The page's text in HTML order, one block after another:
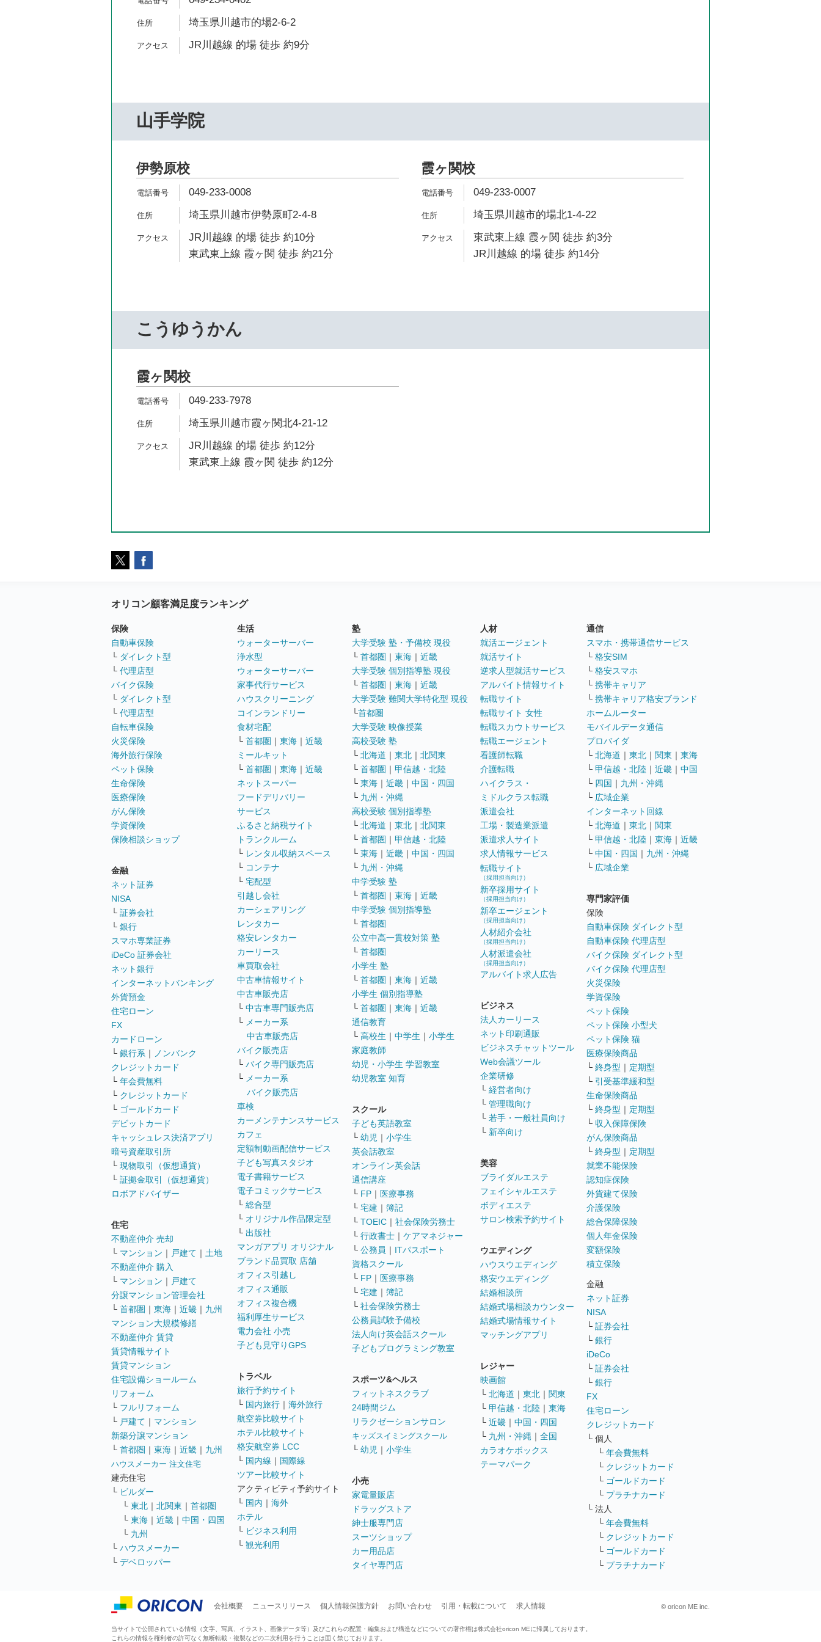
埼玉県川越市的場2-6-2
JR川越線 的場 徒歩 約9分
山手学院
伊勢原校
049-233-0008
埼玉県川越市伊勢原町2-4-8
JR川越線 的場 徒歩 約10分
東武東上線 霞ヶ関 徒歩 約21分
霞ヶ関校
049-233-0007
埼玉県川越市的場北1-4-22
東武東上線 霞ヶ関 徒歩 約3分
JR川越線 的場 徒歩 約14分
こうゆうかん
霞ヶ関校
049-233-7978
埼玉県川越市霞ヶ関北4-21-12
JR川越線 的場 徒歩 約12分
東武東上線 霞ヶ関 徒歩 約12分
オリコン顧客満足度ランキング
保険
自動車保険
└ ダイレクト型
└ 代理店型
バイク保険
└ ダイレクト型
└ 代理店型
自転車保険
火災保険
海外旅行保険
ペット保険
生命保険
医療保険
がん保険
学資保険
保険相談ショップ
金融
ネット証券
NISA
└ 証券会社
└ 銀行
スマホ専業証券
iDeCo 証券会社
ネット銀行
インターネットバンキング
外貨預金
住宅ローン
FX
カードローン
└ 銀行系 ｜
ノンバンク
クレジットカード
└ 年会費無料
└ クレジットカード
└ ゴールドカード
デビットカード
キャッシュレス決済アプリ
暗号資産取引所
└ 現物取引（仮想通貨）
└ 証拠金取引（仮想通貨）
ロボアドバイザー
住宅
不動産仲介 売却
└ マンション ｜ 戸建て ｜ 土地
不動産仲介 購入
└ マンション ｜ 戸建て
分譲マンション管理会社
└ 首都圏 ｜ 東海 ｜ 近畿 ｜ 九州
マンション大規模修繕
不動産仲介 賃貸
賃貸情報サイト
賃貸マンション
住宅設備ショールーム
リフォーム
└ フルリフォーム
└ 戸建て ｜ マンション
新築分譲マンション
└ 首都圏 ｜ 東海 ｜ 近畿 ｜ 九州
ハウスメーカー 注文住宅
建売住宅
└ ビルダー
└ 東北 ｜ 北関東 ｜ 首都圏
└ 東海 ｜ 近畿 ｜ 中国・四国
└ 九州
└ ハウスメーカー
└ デベロッパー
生活
ウォーターサーバー
浄水型
ウォーターサーバー
家事代行サービス
ハウスクリーニング
コインランドリー
食材宅配
└ 首都圏 ｜ 東海 ｜ 近畿
ミールキット
└ 首都圏 ｜ 東海 ｜ 近畿
ネットスーパー
フードデリバリー
サービス
ふるさと納税サイト
トランクルーム
└ レンタル収納スペース
└ コンテナ
└ 宅配型
引越し会社
カーシェアリング
レンタカー
格安レンタカー
カーリース
車買取会社
中古車情報サイト
中古車販売店
└ 中古車専門販売店
└ メーカー系
中古車販売店
バイク販売店
└ バイク専門販売店
└ メーカー系
バイク販売店
車検
カーメンテナンスサービス
カフェ
定額制動画配信サービス
子ども写真スタジオ
電子書籍サービス
電子コミックサービス
└ 総合型
└ オリジナル作品限定型
└ 出版社
マンガアプリ オリジナル
ブランド品買取 店舗
オフィス引越し
オフィス通販
オフィス複合機
福利厚生サービス
電力会社 小売
子ども見守りGPS
トラベル
旅行予約サイト
└ 国内旅行 ｜ 海外旅行
航空券比較サイト
ホテル比較サイト
格安航空券 LCC
└ 国内線 ｜ 国際線
ツアー比較サイト
アクティビティ予約サイト
└ 国内 ｜ 海外
ホテル
└ ビジネス利用
└ 観光利用
塾
大学受験 塾・予備校 現役
└ 首都圏 ｜ 東海 ｜ 近畿
大学受験 個別指導塾 現役
└ 首都圏 ｜ 東海 ｜ 近畿
大学受験 難関大学特化型 現役
└首都圏
大学受験 映像授業
高校受験 塾
└ 北海道 ｜ 東北 ｜ 北関東
└ 首都圏 ｜ 甲信越・北陸
└ 東海 ｜ 近畿 ｜ 中国・四国
└ 九州・沖縄
高校受験 個別指導塾
└ 北海道 ｜ 東北 ｜ 北関東
└ 首都圏 ｜ 甲信越・北陸
└ 東海 ｜ 近畿 ｜ 中国・四国
└ 九州・沖縄
中学受験 塾
└ 首都圏 ｜ 東海 ｜ 近畿
中学受験 個別指導塾
└ 首都圏
公立中高一貫校対策 塾
└ 首都圏
小学生 塾
└ 首都圏 ｜ 東海 ｜ 近畿
小学生 個別指導塾
└ 首都圏 ｜ 東海 ｜ 近畿
通信教育
└ 高校生 ｜ 中学生 ｜ 小学生
家庭教師
幼児・小学生 学習教室
幼児教室 知育
スクール
子ども英語教室
└ 幼児 ｜ 小学生
英会話教室
オンライン英会話
通信講座
└ FP ｜ 医療事務
└ 宅建 ｜ 簿記
└ TOEIC ｜ 社会保険労務士
└ 行政書士 ｜ ケアマネジャー
└ 公務員 ｜ ITパスポート
資格スクール
└ FP ｜ 医療事務
└ 宅建 ｜ 簿記
└ 社会保険労務士
公務員試験予備校
法人向け英会話スクール
子どもプログラミング教室
スポーツ&ヘルス
フィットネスクラブ
24時間ジム
リラクゼーションサロン
キッズスイミングスクール
└ 幼児 ｜ 小学生
小売
家電量販店
ドラッグストア
紳士服専門店
スーツショップ
カー用品店
タイヤ専門店
人材
就活エージェント
就活サイト
逆求人型就活サービス
アルバイト情報サイト
転職サイト
転職サイト 女性
転職スカウトサービス
転職エージェント
看護師転職
介護転職
ハイクラス・
ミドルクラス転職
派遣会社
工場・製造業派遣
派遣求人サイト
求人情報サービス
転職サイト
（採用担当向け）
新卒採用サイト
（採用担当向け）
新卒エージェント
（採用担当向け）
人材紹介会社
（採用担当向け）
人材派遣会社
（採用担当向け）
アルバイト求人広告
ビジネス
法人カーリース
ネット印刷通販
ビジネスチャットツール
Web会議ツール
企業研修
└ 経営者向け
└ 管理職向け
└ 若手・一般社員向け
└ 新卒向け
美容
ブライダルエステ
フェイシャルエステ
ボディエステ
サロン検索予約サイト
ウエディング
ハウスウエディング
格安ウエディング
結婚相談所
結婚式場相談カウンター
結婚式場情報サイト
マッチングアプリ
レジャー
映画館
└ 北海道 ｜ 東北 ｜ 関東
└ 甲信越・北陸 ｜ 東海
└ 近畿 ｜ 中国・四国
└ 九州・沖縄 ｜ 全国
カラオケボックス
テーマパーク
通信
スマホ・携帯通信サービス
└ 格安SIM
└ 格安スマホ
└ 携帯キャリア
└ 携帯キャリア格安ブランド
ホームルーター
モバイルデータ通信
プロバイダ
└ 北海道 ｜ 東北 ｜ 関東 ｜ 東海
└ 甲信越・北陸 ｜ 近畿 ｜ 中国
└ 四国 ｜ 九州・沖縄
└ 広域企業
インターネット回線
└ 北海道 ｜ 東北 ｜ 関東
└ 甲信越・北陸 ｜ 東海 ｜ 近畿
└ 中国・四国 ｜ 九州・沖縄
└ 広域企業
専門家評価
保険
自動車保険 ダイレクト型
自動車保険 代理店型
バイク保険 ダイレクト型
バイク保険 代理店型
火災保険
学資保険
ペット保険
ペット保険 小型犬
ペット保険 猫
医療保険商品
└ 終身型 ｜ 定期型
└ 引受基準緩和型
生命保険商品
└ 終身型 ｜ 定期型
└ 収入保障保険
がん保険商品
└ 終身型 ｜ 定期型
就業不能保険
認知症保険
外貨建て保険
介護保険
総合保障保険
個人年金保険
変額保険
積立保険
金融
ネット証券
NISA
└ 証券会社
└ 銀行
iDeCo
└ 証券会社
└ 銀行
FX
住宅ローン
クレジットカード
└ 個人
└ 年会費無料
└ クレジットカード
└ ゴールドカード
└ プラチナカード
└ 法人
└ 年会費無料
└ クレジットカード
└ ゴールドカード
└ プラチナカード
会社概要 ニュースリリース 個人情報保護方針 お問い合わせ 引用・転載について 求人情報 © oricon ME inc.
当サイトで公開されている情報（文字、写真、イラスト、画像データ等）及びこれらの配置・編集および構造などについての著作権は株式会社oricon MEに帰属しております。
これらの情報を権利者の許可なく無断転載・複製などの二次利用を行うことは固く禁じております。